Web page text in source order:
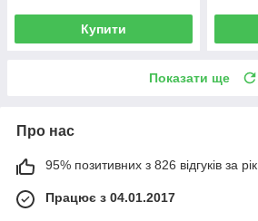
Купити
Показати ще
Про нас
95% позитивних з 826 відгуків за рік
Працює з 04.01.2017